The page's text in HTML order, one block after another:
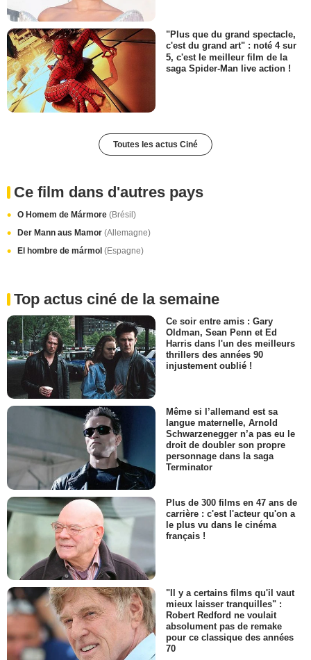
"Plus que du grand spectacle,
c'est du grand art" : noté 4 sur
5, c'est le meilleur film de la
saga Spider-Man live action !
Toutes les actus Ciné
Ce film dans d'autres pays
O Homem de Mármore (Brésil)
Der Mann aus Mamor (Allemagne)
El hombre de mármol (Espagne)
Top actus ciné de la semaine
Ce soir entre amis : Gary
Oldman, Sean Penn et Ed
Harris dans l'un des meilleurs
thrillers des années 90
injustement oublié !
Même si l’allemand est sa
langue maternelle, Arnold
Schwarzenegger n’a pas eu le
droit de doubler son propre
personnage dans la saga
Terminator
Plus de 300 films en 47 ans de
carrière : c'est l'acteur qu'on a
le plus vu dans le cinéma
français !
"Il y a certains films qu'il vaut
mieux laisser tranquilles" :
Robert Redford ne voulait
absolument pas de remake
pour ce classique des années
70